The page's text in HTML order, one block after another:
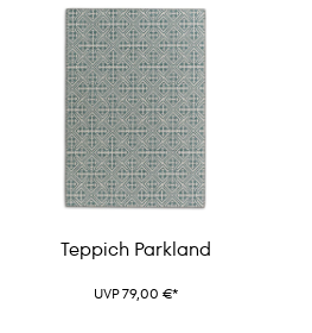
Teppich Parkland
UVP 79,00 €*